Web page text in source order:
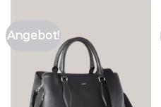
Angebot!